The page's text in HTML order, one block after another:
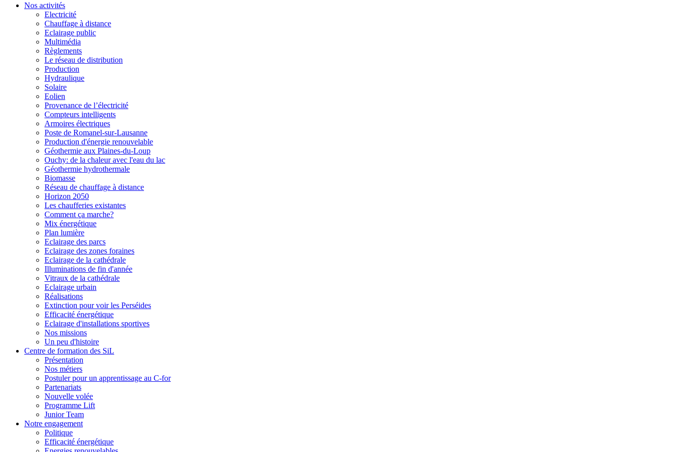
Nos activités
Electricité
Chauffage à distance
Eclairage public
Multimédia
Règlements
Le réseau de distribution
Production
Hydraulique
Solaire
Eolien
Provenance de l’électricité
Compteurs intelligents
Armoires électriques
Poste de Romanel-sur-Lausanne
Production d'énergie renouvelable
Géothermie aux Plaines-du-Loup
Ouchy: de la chaleur avec l'eau du lac
Géothermie hydrothermale
Biomasse
Réseau de chauffage à distance
Horizon 2050
Les chaufferies existantes
Comment ça marche?
Mix énergétique
Plan lumière
Eclairage des parcs
Eclairage des zones foraines
Eclairage de la cathédrale
Illuminations de fin d'année
Vitraux de la cathédrale
Eclairage urbain
Réalisations
Extinction pour voir les Perséides
Efficacité énergétique
Eclairage d'installations sportives
Nos missions
Un peu d'histoire
Centre de formation des SiL
Présentation
Nos métiers
Postuler pour un apprentissage au C-for
Partenariats
Nouvelle volée
Programme Lift
Junior Team
Notre engagement
Politique
Efficacité énergétique